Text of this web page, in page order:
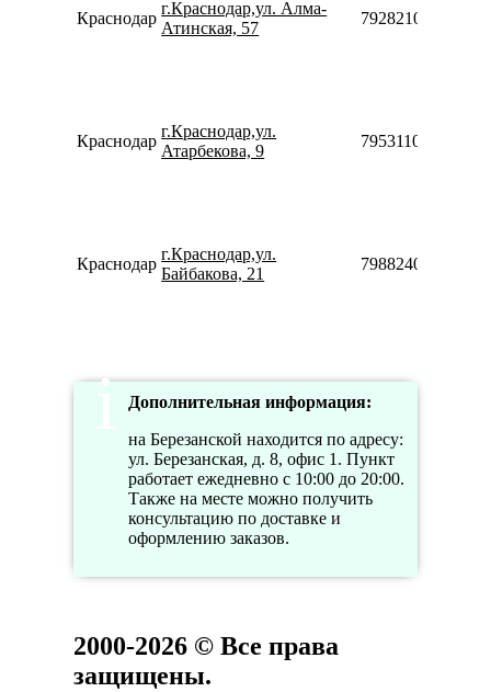
Краснодар
г.Краснодар,ул. Алма-
Атинская, 57
79282108680
Краснодар
г.Краснодар,ул.
Атарбекова, 9
79531108006
Краснодар
г.Краснодар,ул.
Байбакова, 21
79882400245
Дополнительная информация:
на Березанской находится по адресу:
ул. Березанская, д. 8, офис 1. Пункт
работает ежедневно с 10:00 до 20:00.
Также на месте можно получить
консультацию по доставке и
оформлению заказов.
2000-2026 © Все права
защищены.